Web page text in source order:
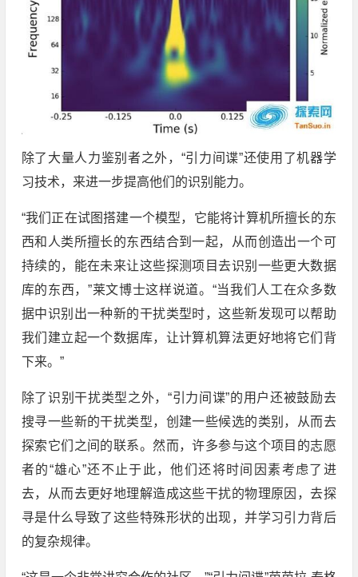
除了大量人力鉴别者之外，“引力间谍”还使用了机器学
习技术，来进一步提高他们的识别能力。
“我们正在试图搭建一个模型，它能将计算机所擅长的东
西和人类所擅长的东西结合到一起，从而创造出一个可
持续的，能在未来让这些探测项目去识别一些更大数据
库的东西，”莱文博士这样说道。“当我们人工在众多数
据中识别出一种新的干扰类型时，这些新发现可以帮助
我们建立起一个数据库，让计算机算法更好地将它们背
下来。”
除了识别干扰类型之外，“引力间谍”的用户还被鼓励去
搜寻一些新的干扰类型，创建一些候选的类别，从而去
探索它们之间的联系。然而，许多参与这个项目的志愿
者的“雄心”还不止于此，他们还将时间因素考虑了进
去，从而去更好地理解造成这些干扰的物理原因，去探
寻是什么导致了这些特殊形状的出现，并学习引力背后
的复杂规律。